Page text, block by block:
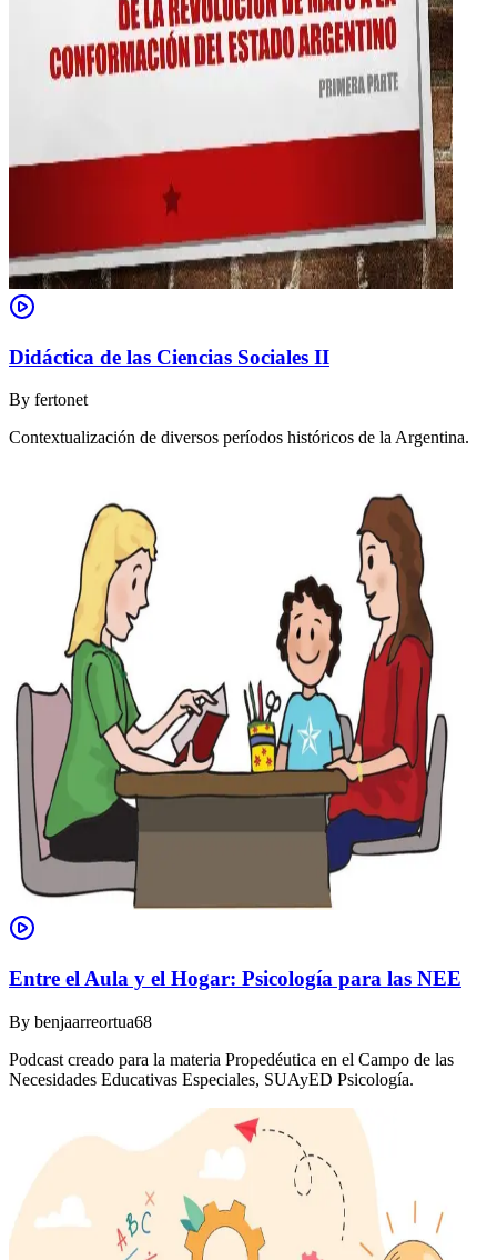
Didáctica de las Ciencias Sociales II
By fertonet
Contextualización de diversos períodos históricos de la Argentina.
Entre el Aula y el Hogar: Psicología para las NEE
By benjaarreortua68
Podcast creado para la materia Propedéutica en el Campo de las
Necesidades Educativas Especiales, SUAyED Psicología.